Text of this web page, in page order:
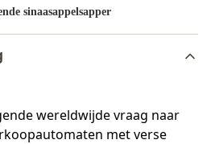
sinaasappelsapper
wereldwijde vraag naar
met verse